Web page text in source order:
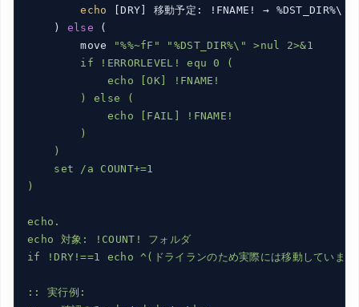
echo
[DRY] 移動予定: !FNAME! →
    )
else (
        move
"%%~fF"
"%DST_DIR%\" >nul 2>&1
        if !ERRORLEVEL! equ 0 (
            echo [OK] !FNAME!
        ) else (
            echo [FAIL] !FNAME!
        )
    )
    set /a COUNT+=1
)
echo.
echo 対象: !COUNT! フォルダ
if !DRY!==1 echo ^(ドライランのため実際には移動していま
:: 実行例: